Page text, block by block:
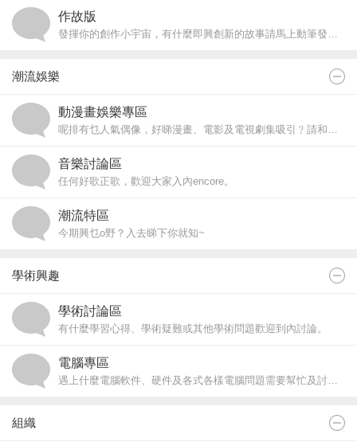
作故版
發揮你的創作小宇宙，有什麼即興創新的故事請馬上動筆發揮。
潮流娛樂
動漫畫娛樂專區
呢排有乜人氣偶像，好睇漫畫、電影及電視劇集吸引﹖請和大家分享。
音樂討論區
任何好歌正歌，歡迎大家入內encore。
潮流特區
今期興乜o野？入去睇下你就知~
學術興趣
學術討論區
有什麼學習心得、學術疑難或其他學術問題歡迎到內討論。
電腦專區
遇上什麼電腦軟件、硬件及各式各樣電腦問題需要幫忙及討論均歡迎到內發表。
組織